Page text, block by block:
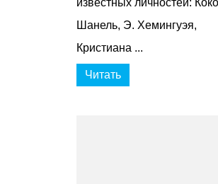
Шанель, Э. Хемингуэя,
Кристиана ...
Читать